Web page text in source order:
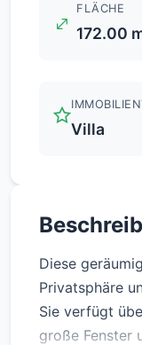
FLÄCHE
172.00
Villa
Diese
Privatsphäre
Sie verfügt
große Fenster